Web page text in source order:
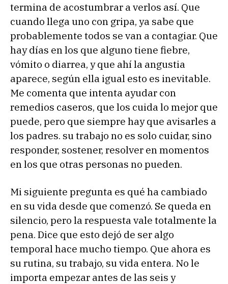
termina de acostumbrar a verlos así. Que
cuando llega uno con gripa, ya sabe que
probablemente todos se van a contagiar. Que
hay días en los que alguno tiene fiebre,
vómito o diarrea, y que ahí la angustia
aparece, según ella igual esto es inevitable.
Me comenta que intenta ayudar con
remedios caseros, que los cuida lo mejor que
puede, pero que siempre hay que avisarles a
los padres. su trabajo no es solo cuidar, sino
responder, sostener, resolver en momentos
en los que otras personas no pueden.
Mi siguiente pregunta es qué ha cambiado
en su vida desde que comenzó. Se queda en
silencio, pero la respuesta vale totalmente la
pena. Dice que esto dejó de ser algo
temporal hace mucho tiempo. Que ahora es
su rutina, su trabajo, su vida entera. No le
importa empezar antes de las seis y